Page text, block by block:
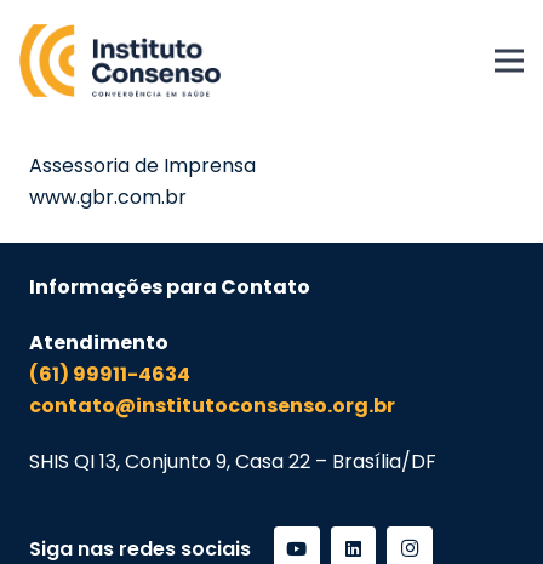
Assessoria de Imprensa
www.gbr.com.br
Informações para Contato
Atendimento
(61) 99911-4634
contato@institutoconsenso.org.br
SHIS QI 13, Conjunto 9, Casa 22 – Brasília/DF
Siga nas redes sociais